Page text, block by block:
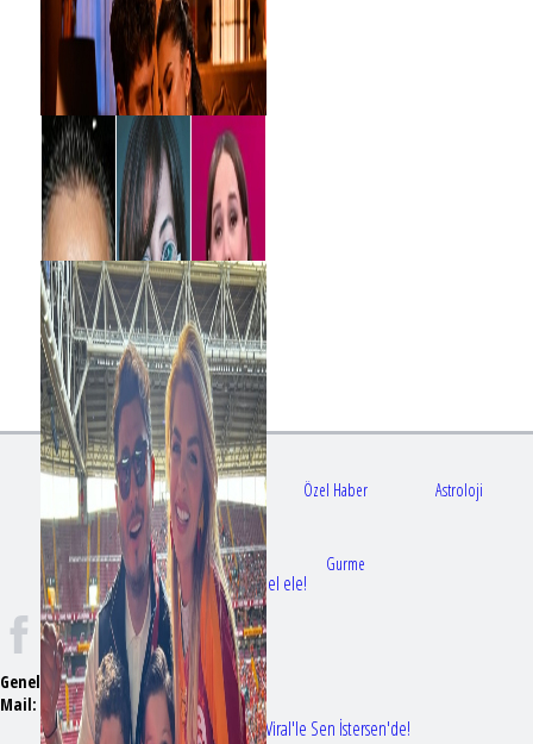
Bir dizi aşkı daha gerçek oldu: Sette el ele!
Erol Köse'nin mektupları ilk kez Nur Viral'le Sen İstersen'de!
Gündem Sağlık Özel Haber Astroloji
Doktorlar Gurme
Genel Yayın Yönetmeni:Seyhan Erdağ
Mail:
emizmagazin@gmail.com